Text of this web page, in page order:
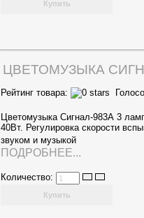
ЦВЕТОМУЗЫКА
Рейтинг товара:
Цветомузыка Сигнал-983А 3
40Вт. Регулировка скорости
звуком и музыкой
ПОДРОБНЕЕ...
Количество: